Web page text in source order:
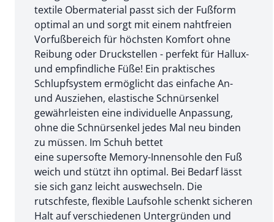
textile Obermaterial passt sich der Fußform
optimal an und sorgt mit einem nahtfreien
Vorfußbereich für höchsten Komfort ohne
Reibung oder Druckstellen - perfekt für Hallux-
und empfindliche Füße! Ein praktisches
Schlupfsystem ermöglicht das einfache An-
und Ausziehen, elastische Schnürsenkel
gewährleisten eine individuelle Anpassung,
ohne die Schnürsenkel jedes Mal neu binden
zu müssen. Im Schuh bettet
eine supersofte Memory-Innensohle den Fuß
weich und stützt ihn optimal. Bei Bedarf lässt
sie sich ganz leicht auswechseln. Die
rutschfeste, flexible Laufsohle schenkt sicheren
Halt auf verschiedenen Untergründen und